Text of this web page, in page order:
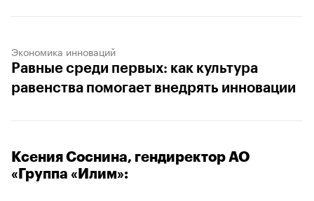
Экономика инноваций
Равные среди первых: как культура
равенства помогает внедрять инновации
Ксения Соснина, гендиректор АО
«Группа «Илим»: